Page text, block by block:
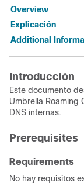
Overview
Explicación
Additional
Introducción
Este documento
Umbrella Roaming
DNS internas.
Prerequisites
Requirements
No hay requisitos